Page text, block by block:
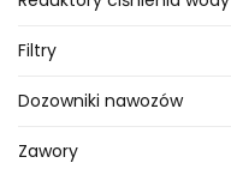
Filtry
Dozowniki nawozów
Zawory